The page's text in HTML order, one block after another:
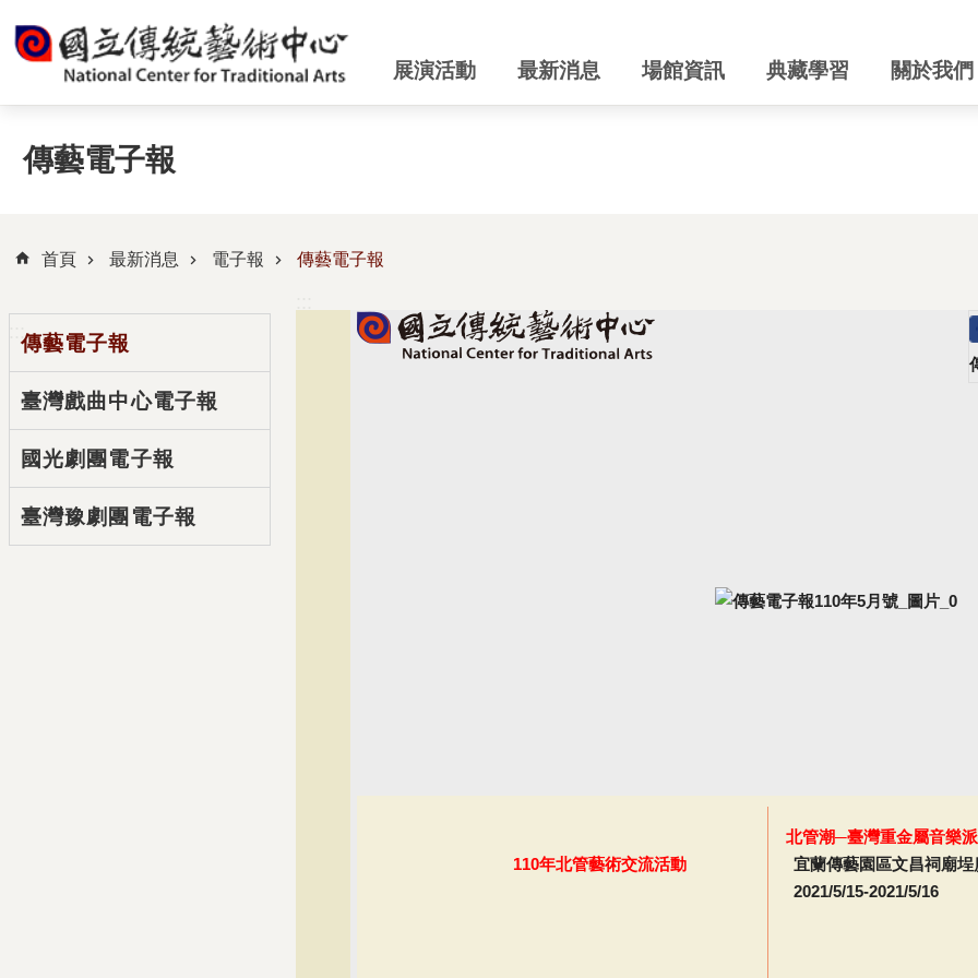
跳到主要內容區塊
展演活動 最新消息 場館資訊 典藏學習 關於我們
傳藝電子報
首頁 最新消息 電子報 傳藝電子報
:::傳藝電子報
臺灣戲曲中心電子報
國光劇團電子報
臺灣豫劇團電子報
110年北管藝術交流活動
北管潮─臺灣重金屬音樂
宜蘭傳藝園區文昌祠廟埕
2021/5/15-2021/5/16